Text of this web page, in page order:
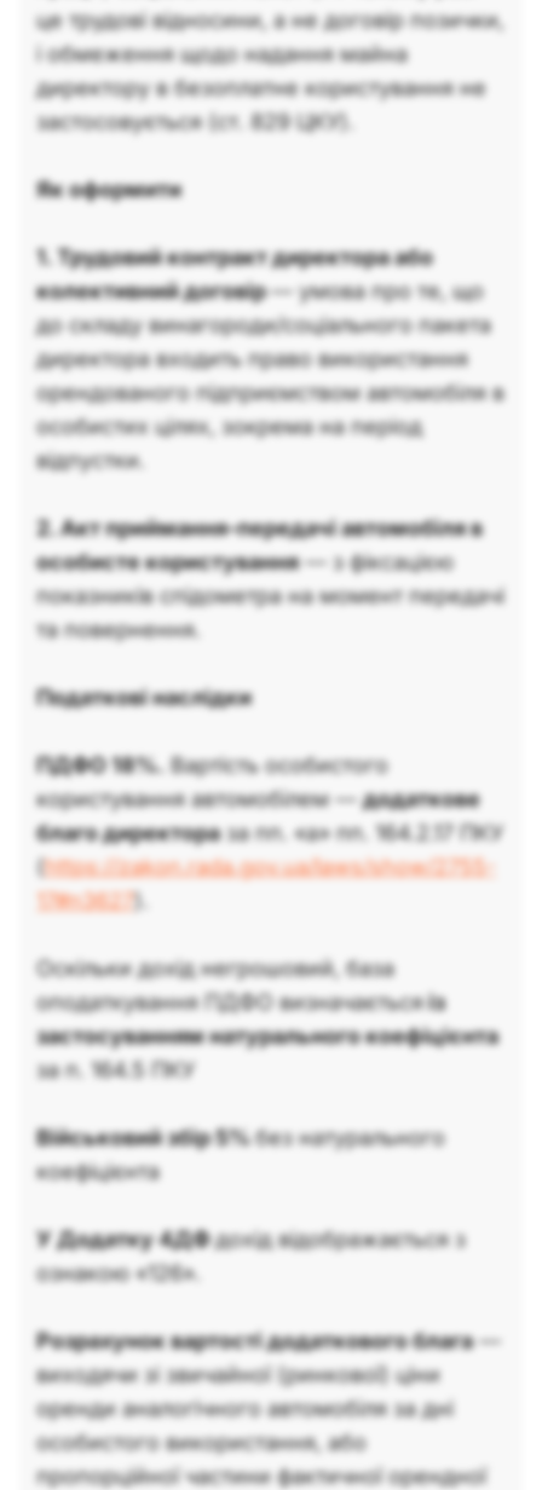
це трудові відносини, а не договір позички,
і обмеження щодо надання майна
директору в безоплатне користування не
застосовується (ст. 829 ЦКУ).
Як оформити
1. Трудовий контракт директора або
колективний договір— умова про те, що
до складу винагороди/соціального пакета
директора входить право використання
орендованого підприємством автомобіля в
особистих цілях, зокрема на період
відпустки.
2. Акт приймання-передачі автомобіля в
особисте користування— з фіксацією
показників спідометра на момент передачі
та повернення.
Податкові наслідки
ПДФО 18%. Вартість особистого
користування автомобілем —додаткове
благо директораза пп. «а» пп. 164.2.17 ПКУ
(https://zakon.rada.gov.ua/laws/show/2755-
17#n3627
Оскільки дохід негрошовий, база
оподаткування ПДФО визначаєтьсяіз
застосуванням натурального коефіцієнта
за п. 164.5 ПКУ
Військовий збір 5%без натурального
коефіцієнта
У Додатку 4ДФдохід відображається з
ознакою «126».
Розрахунок вартості додаткового блага—
виходячи зі звичайної (ринкової) ціни
оренди аналогічного автомобіля за дні
особистого використання, або
пропорційної частини фактичної орендної